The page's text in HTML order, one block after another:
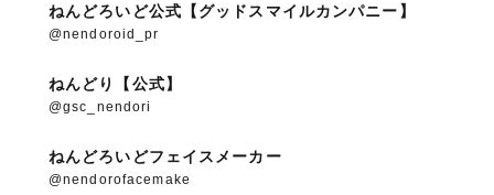
ねんどろいど公式【グッドスマイルカンパニー】
@nendoroid_pr
ねんどり【公式】
@gsc_nendori
ねんどろいどフェイスメーカー
@nendorofacemake